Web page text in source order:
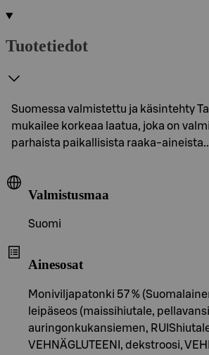
Tuotetiedot
Suomessa valmistettu ja käsintehty
mukailee korkeaa laatua, joka on
parhaista paikallisista raaka-
Valmistusmaa
Suomi
Ainesosat
Moniviljapatonki 57 %
leipäseos (maissihiutale,
auringonkukansiemen,
VEHNÄGLUTEENI, dekstroosi,